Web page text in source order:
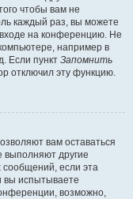
чтобы вам не
каждый раз, вы можете
на конференцию. Не
например в
Если пункт Запомнить
отключил эту функцию.
вам оставаться
выполняют другие
сообщений, если эта
вы испытываете
возможно,